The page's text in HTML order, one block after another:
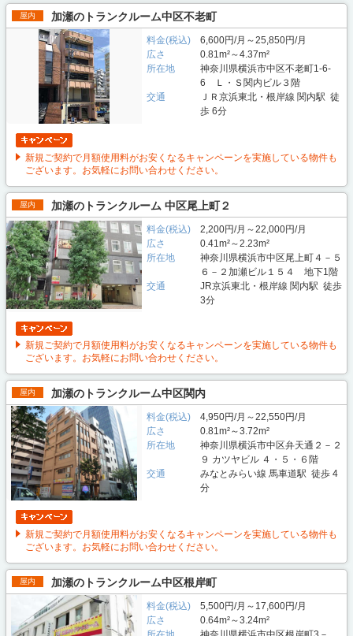
屋内 加瀬のトランクルーム中区不老町
料金(税込)
6,600円/月～25,850円/月
広さ
0.81m²～4.37m²
所在地
神奈川県横浜市中区不老町1-6-
6 Ｌ・Ｓ関内ビル３階
交通
ＪＲ京浜東北・根岸線 関内駅 徒
歩 6分
新規ご契約で月額使用料がお安くなるキャンペーンを実施している物件も
ございます。お気軽にお問い合わせください。
屋内 加瀬のトランクルーム 中区尾上町２
料金(税込)
2,200円/月～22,000円/月
広さ
0.41m²～2.23m²
所在地
神奈川県横浜市中区尾上町４－５
６－２加瀬ビル１５４ 地下1階
交通
JR京浜東北・根岸線 関内駅 徒歩
3分
新規ご契約で月額使用料がお安くなるキャンペーンを実施している物件も
ございます。お気軽にお問い合わせください。
屋内 加瀬のトランクルーム中区関内
料金(税込)
4,950円/月～22,550円/月
広さ
0.81m²～3.72m²
所在地
神奈川県横浜市中区弁天通２－２
９ カツヤビル ４・５・６階
交通
みなとみらい線 馬車道駅 徒歩 4
分
新規ご契約で月額使用料がお安くなるキャンペーンを実施している物件も
ございます。お気軽にお問い合わせください。
屋内 加瀬のトランクルーム中区根岸町
料金(税込)
5,500円/月～17,600円/月
広さ
0.64m²～3.24m²